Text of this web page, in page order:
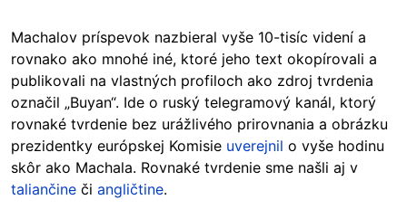
Machalov príspevok nazbieral vyše 10-tisíc videní a
rovnako ako mnohé iné, ktoré jeho text okopírovali a
publikovali na vlastných profiloch ako zdroj tvrdenia
označil „Buyan“. Ide o ruský telegramový kanál, ktorý
rovnaké tvrdenie bez urážlivého prirovnania a obrázku
prezidentky európskej Komisie uverejnil o vyše hodinu
skôr ako Machala. Rovnaké tvrdenie sme našli aj v
taliančine či angličtine.